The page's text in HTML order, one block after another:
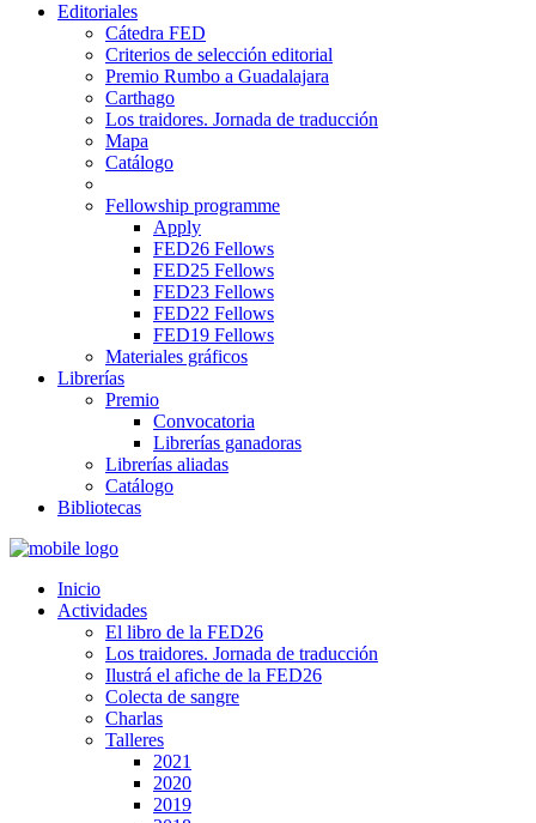
Editoriales
Cátedra FED
Criterios de selección editorial
Premio Rumbo a Guadalajara
Carthago
Los traidores. Jornada de traducción
Mapa
Catálogo
Fellowship programme
Apply
FED26 Fellows
FED25 Fellows
FED23 Fellows
FED22 Fellows
FED19 Fellows
Materiales gráficos
Librerías
Premio
Convocatoria
Librerías ganadoras
Librerías aliadas
Catálogo
Bibliotecas
Inicio
Actividades
El libro de la FED26
Los traidores. Jornada de traducción
Ilustrá el afiche de la FED26
Colecta de sangre
Charlas
Talleres
2021
2020
2019